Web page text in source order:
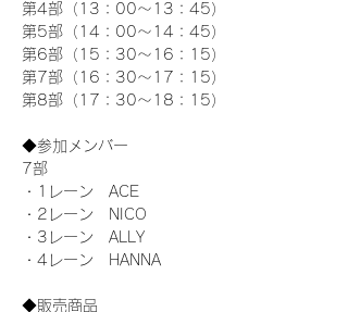
第4部（13：00～13：45）
第5部（14：00～14：45）
第6部（15：30～16：15）
第7部（16：30～17：15）
第8部（17：30～18：15）
◆参加メンバー
7部
・1レーン　ACE
・2レーン　NICO
・3レーン　ALLY
・4レーン　HANNA
◆販売商品